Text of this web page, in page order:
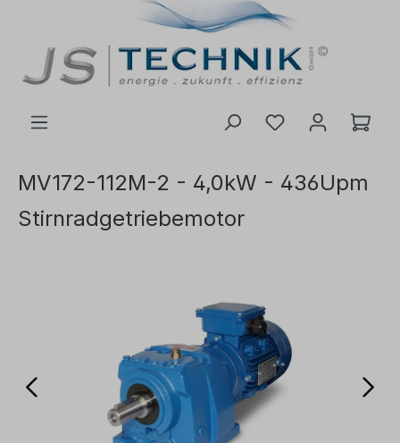
MV172-112M-2 - 4,0kW - 436Upm
Stirnradgetriebemotor